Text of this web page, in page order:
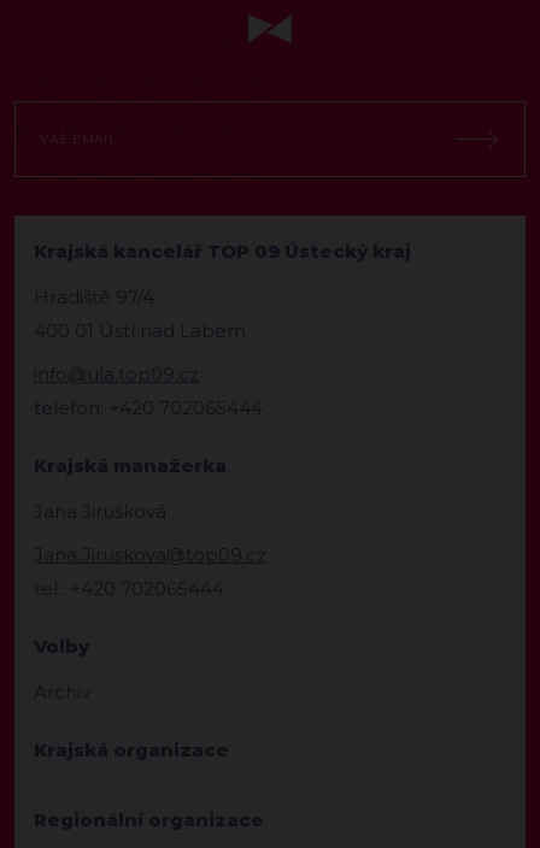
Krajská kancelář TOP 09 Ústecký kraj
Hradiště 97/4
400 01 Ústí nad Labem
info@ula.top09.cz
telefon: +420 702065444
Krajská manažerka
Jana Jirušková
Jana.Jiruskova@top09.cz
tel.: +420 702065444
Volby
Archiv
Krajská organizace
Regionální organizace